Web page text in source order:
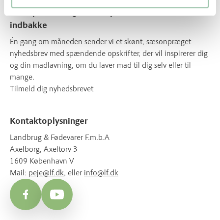
Få inspiration og lækre opskrifter direkte i din
indbakke
Én gang om måneden sender vi et skønt, sæsonpræget
nyhedsbrev med spændende opskrifter, der vil inspirerer dig
og din madlavning, om du laver mad til dig selv eller til
mange.
Tilmeld dig nyhedsbrevet
Kontaktoplysninger
Landbrug & Fødevarer F.m.b.A
Axelborg, Axeltorv 3
1609 København V
Mail: peje@lf.dk, eller info@lf.dk
FacebookYouTube